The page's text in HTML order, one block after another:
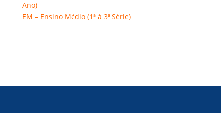
Ano)
EM = Ensino Médio (1ª à 3ª Série)